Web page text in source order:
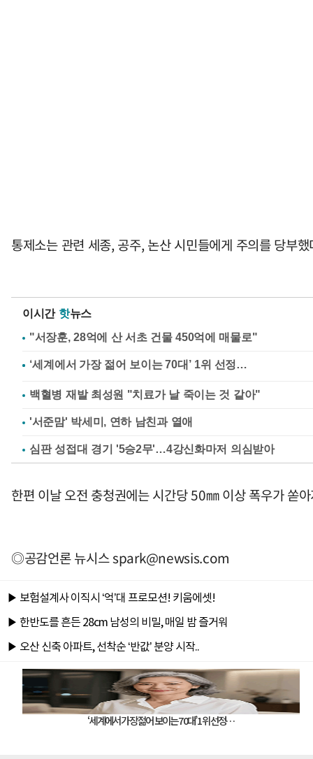
통제소는 관련 세종, 공주, 논산 시민들에게 주의를 당부했
이시간 핫뉴스
"서장훈, 28억에 산 서초 건물 450억에 매물로"
백혈병 재발 최성원 "치료가 날 죽이는 것 같아"
'서준맘' 박세미, 연하 남친과 열애
심판 성접대 경기 '5승2무'…4강신화마저 의심받아
한편 이날 오전 충청권에는 시간당 50㎜ 이상 폭우가 쏟
◎공감언론 뉴시스spark@newsis.com